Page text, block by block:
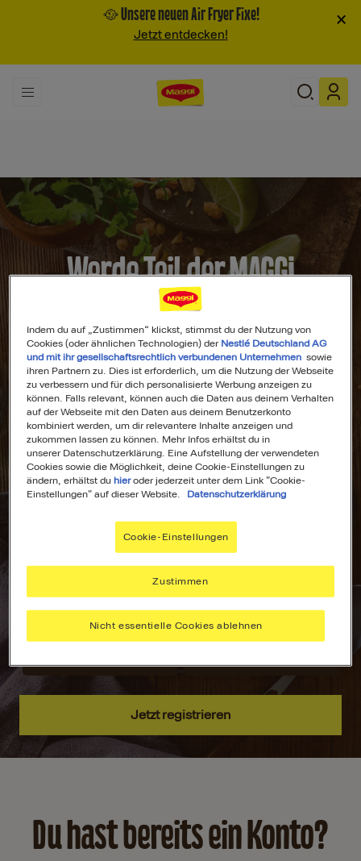
🥘 Unsere neuen Air Fryer Fixe!
Jetzt entdecken!
×
Werde Teil der MAGGI
Community
All Deine
Lieblingsrezepte
an einem Ort!
suchen –
speichere deine
aller liebsten
Rezepte, sammle
Inspiration und
hab alles immer
griffbereit.
Dein
Wochenplaner für
stressfreies
Kochen!
Plane deine
Mahlzeiten mit
dem MAGGI
passend zu
deinen Vorlieben.
Jetzt registrieren
Du hast bereits ein Konto?
Indem du auf „Zustimmen“ klickst, stimmst du der Nutzung von
Cookies (oder ähnlichen Technologien) der Nestlé Deutschland AG
und mit ihr gesellschaftsrechtlich verbundenen Unternehmen sowie
ihren Partnern zu. Dies ist erforderlich, um die Nutzung der Webseite
zu verbessern und für dich personalisierte Werbung anzeigen zu
können. Falls relevant, können auch die Daten aus deinem Verhalten
auf der Webseite mit den Daten aus deinem Benutzerkonto
kombiniert werden, um dir relevantere Inhalte anzeigen und
zukommen lassen zu können. Mehr Infos erhältst du in
unserer Datenschutzerklärung. Eine Aufstellung der verwendeten
Cookies sowie die Möglichkeit, deine Cookie-Einstellungen zu
ändern, erhältst du hieroder jederzeit unter dem Link "Cookie-
Einstellungen" auf dieser Website.
Datenschutzerklärung
Cookie-Einstellungen
Nicht essentielle Cookies ablehnen
Zustimmen